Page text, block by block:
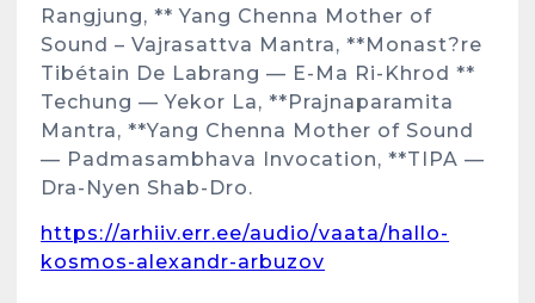
Rangjung, ** Yang Chenna Mother of
Sound – Vajrasattva Mantra, **Monast?re
Tibétain De Labrang — E-Ma Ri-Khrod **
Techung — Yekor La, **Prajnaparamita
Mantra, **Yang Chenna Mother of Sound
— Padmasambhava Invocation, **TIPA —
Dra-Nyen Shab-Dro.
https://arhiiv.err.ee/audio/vaata/hallo-
kosmos-alexandr-arbuzov